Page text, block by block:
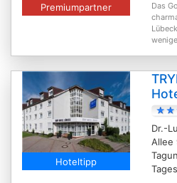
Premiumpartner
Das
Hoteltipp
Dr.-
Allee